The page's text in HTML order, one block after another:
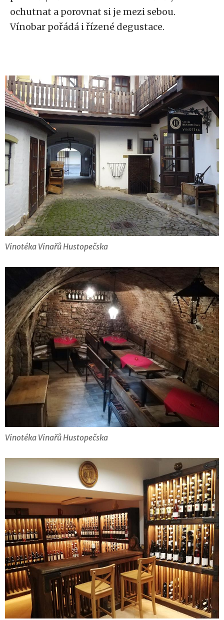
ochutnat a porovnat si je mezi sebou.
Vínobar pořádá i řízené degustace.
Vinotéka Vinařů Hustopečska
Vinotéka Vinařů Hustopečska